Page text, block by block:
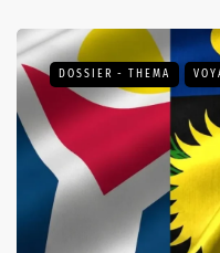
DOSSIER - THEMA